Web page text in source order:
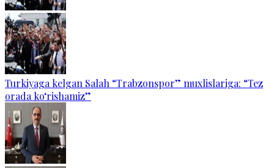
Turkiyaga kelgan Salah “Trabzonspor” muxlislariga: “Tez
orada ko‘rishamiz”